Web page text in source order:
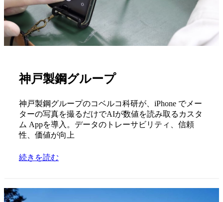
神戸製鋼グループ
神戸製鋼グループのコベルコ科研が、iPhone でメー
ターの写真を撮るだけでAIが数値を読み取るカスタ
ム Appを導入。データのトレーサビリティ、信頼
性、価値が向上
続きを読む